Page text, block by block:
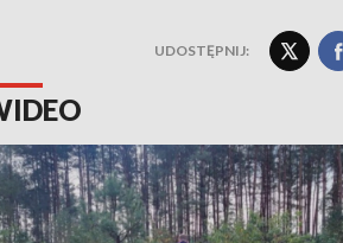
UDOSTĘPNIJ: